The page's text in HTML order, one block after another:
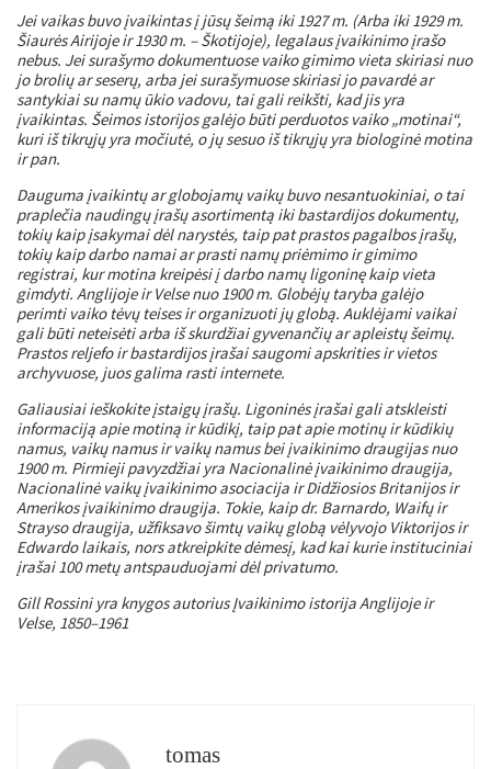
Jei vaikas buvo įvaikintas į jūsų šeimą iki 1927 m. (Arba iki 1929 m.
Šiaurės Airijoje ir 1930 m. – Škotijoje), legalaus įvaikinimo įrašo
nebus. Jei surašymo dokumentuose vaiko gimimo vieta skiriasi nuo
jo brolių ar seserų, arba jei surašymuose skiriasi jo pavardė ar
santykiai su namų ūkio vadovu, tai gali reikšti, kad jis yra
įvaikintas. Šeimos istorijos galėjo būti perduotos vaiko „motinai“,
kuri iš tikrųjų yra močiutė, o jų sesuo iš tikrųjų yra biologinė motina
ir pan.
Dauguma įvaikintų ar globojamų vaikų buvo nesantuokiniai, o tai
praplečia naudingų įrašų asortimentą iki bastardijos dokumentų,
tokių kaip įsakymai dėl narystės, taip pat prastos pagalbos įrašų,
tokių kaip darbo namai ar prasti namų priėmimo ir gimimo
registrai, kur motina kreipėsi į darbo namų ligoninę kaip vieta
gimdyti. Anglijoje ir Velse nuo 1900 m. Globėjų taryba galėjo
perimti vaiko tėvų teises ir organizuoti jų globą. Auklėjami vaikai
gali būti neteisėti arba iš skurdžiai gyvenančių ar apleistų šeimų.
Prastos reljefo ir bastardijos įrašai saugomi apskrities ir vietos
archyvuose, juos galima rasti internete.
Galiausiai ieškokite įstaigų įrašų. Ligoninės įrašai gali atskleisti
informaciją apie motiną ir kūdikį, taip pat apie motinų ir kūdikių
namus, vaikų namus ir vaikų namus bei įvaikinimo draugijas nuo
1900 m. Pirmieji pavyzdžiai yra Nacionalinė įvaikinimo draugija,
Nacionalinė vaikų įvaikinimo asociacija ir Didžiosios Britanijos ir
Amerikos įvaikinimo draugija. Tokie, kaip dr. Barnardo, Waifų ir
Strayso draugija, užfiksavo šimtų vaikų globą vėlyvojo Viktorijos ir
Edwardo laikais, nors atkreipkite dėmesį, kad kai kurie instituciniai
įrašai 100 metų antspauduojami dėl privatumo.
Gill Rossini yra knygos autoriusĮvaikinimo istorija Anglijoje ir
Velse, 1850–1961
tomas